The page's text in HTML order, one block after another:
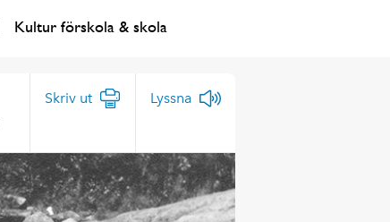
Kultur förskola & skola
Skriv ut Lyssna